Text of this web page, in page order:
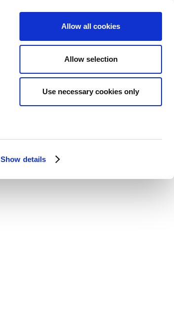
Show details
Allow all cookies
Allow selection
Use necessary cookies only